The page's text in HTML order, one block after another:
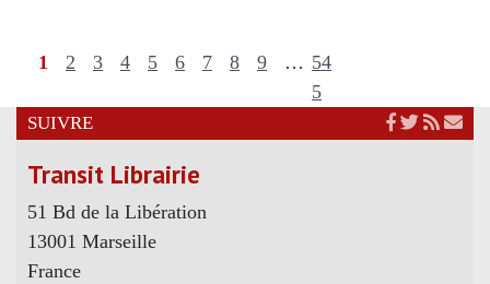
1 2 3 4 5 6 7 8 9 … 54
5
SUIVRE
Transit Librairie
51 Bd de la Libération
13001 Marseille
France